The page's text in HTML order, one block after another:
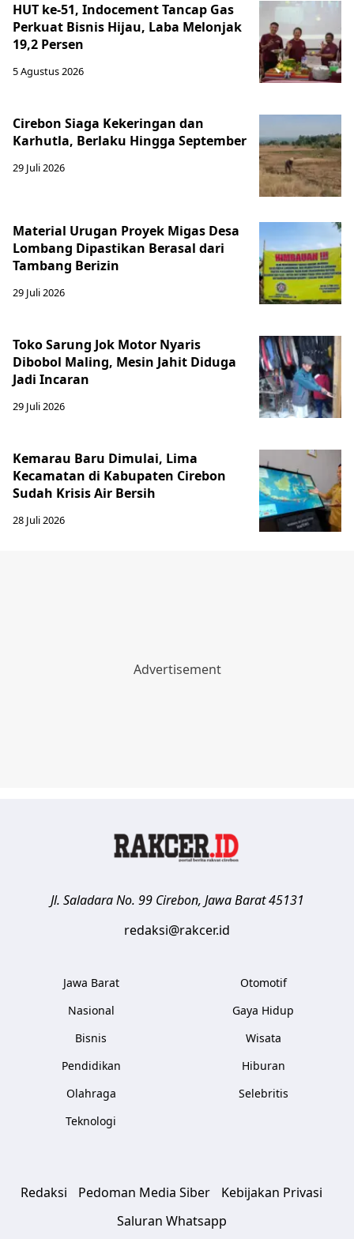
HUT ke-51, Indocement Tancap Gas
Perkuat Bisnis Hijau, Laba Melonjak
19,2 Persen
5 Agustus 2026
Cirebon Siaga Kekeringan dan
Karhutla, Berlaku Hingga September
29 Juli 2026
Material Urugan Proyek Migas Desa
Lombang Dipastikan Berasal dari
Tambang Berizin
29 Juli 2026
Toko Sarung Jok Motor Nyaris
Dibobol Maling, Mesin Jahit Diduga
Jadi Incaran
29 Juli 2026
Kemarau Baru Dimulai, Lima
Kecamatan di Kabupaten Cirebon
Sudah Krisis Air Bersih
28 Juli 2026
Jl. Saladara No. 99 Cirebon, Jawa Barat 45131
redaksi@rakcer.id
Jawa Barat
Nasional
Bisnis
Pendidikan
Olahraga
Teknologi
Otomotif
Gaya Hidup
Wisata
Hiburan
Selebritis
Redaksi Pedoman Media Siber
Kebijakan Privasi
Saluran Whatsapp